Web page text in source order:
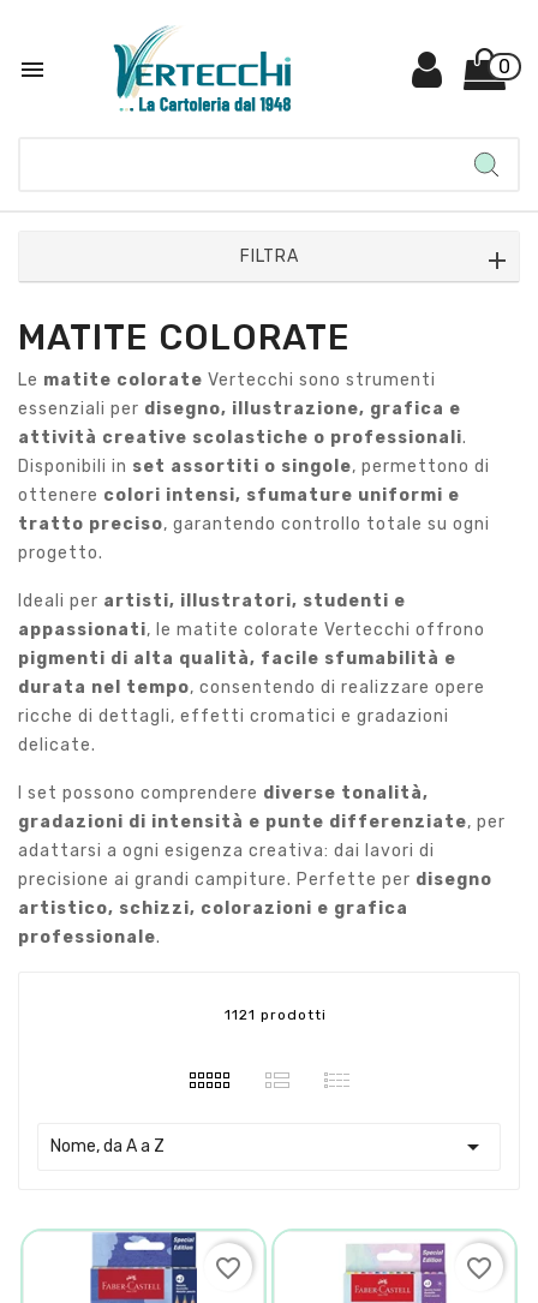
 0
FILTRA
MATITE COLORATE
Le matite colorate Vertecchi sono strumenti
essenziali per disegno, illustrazione, grafica e
attività creative scolastiche o professionali.
Disponibili in set assortiti o singole, permettono di
ottenere colori intensi, sfumature uniformi e
tratto preciso, garantendo controllo totale su ogni
progetto.
Ideali per artisti, illustratori, studenti e
appassionati, le matite colorate Vertecchi offrono
pigmenti di alta qualità, facile sfumabilità e
durata nel tempo, consentendo di realizzare opere
ricche di dettagli, effetti cromatici e gradazioni
delicate.
I set possono comprendere diverse tonalità,
gradazioni di intensità e punte differenziate, per
adattarsi a ogni esigenza creativa: dai lavori di
precisione ai grandi campiture. Perfette per disegno
artistico, schizzi, colorazioni e grafica
professionale.
1121 prodotti
Nome, da A a Z 
favorite_border favorite_border